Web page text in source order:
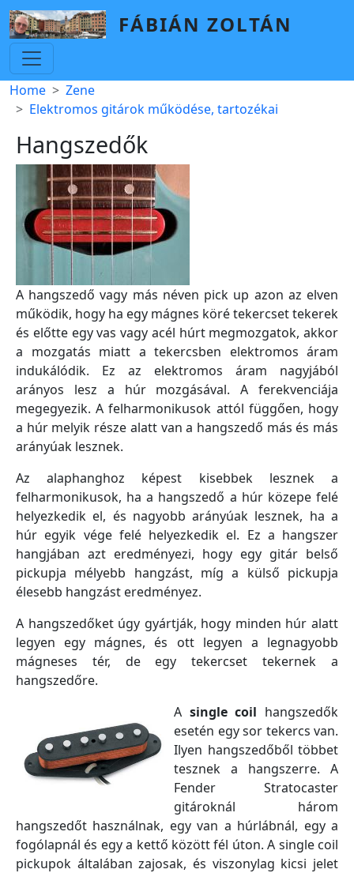
Skip to main content
FÁBIÁN ZOLTÁN
Breadcrumb
Home
Zene
Elektromos gitárok működése, tartozékai
Hangszedők
A hangszedő vagy más néven pick up azon az elven
működik, hogy ha egy mágnes köré tekercset tekerek
és előtte egy vas vagy acél húrt megmozgatok, akkor
a mozgatás miatt a tekercsben elektromos áram
indukálódik. Ez az elektromos áram nagyjából
arányos lesz a húr mozgásával. A ferekvenciája
megegyezik. A felharmonikusok attól függően, hogy
a húr melyik része alatt van a hangszedő más és más
arányúak lesznek.
Az alaphanghoz képest kisebbek lesznek a
felharmonikusok, ha a hangszedő a húr közepe felé
helyezkedik el, és nagyobb arányúak lesznek, ha a
húr egyik vége felé helyezkedik el. Ez a hangszer
hangjában azt eredményezi, hogy egy gitár belső
pickupja mélyebb hangzást, míg a külső pickupja
élesebb hangzást eredményez.
A hangszedőket úgy gyártják, hogy minden húr alatt
legyen egy mágnes, és ott legyen a legnagyobb
mágneses tér, de egy tekercset tekernek a
hangszedőre.
A single coil hangszedők
esetén egy sor tekercs van.
Ilyen hangszedőből többet
tesznek a hangszerre. A
Fender Stratocaster
gitároknál három
hangszedőt használnak, egy van a húrlábnál, egy a
fogólapnál és egy a kettő között fél úton. A single coil
pickupok általában zajosak, és viszonylag kicsi jelet